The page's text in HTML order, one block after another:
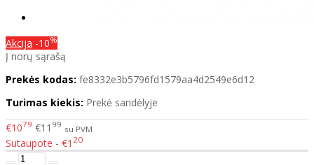
Akcija -10%
Į norų sąrašą
Prekės kodas: fe8332e3b5796fd1579aa4d2549e6d12
Turimas kiekis: Prekė sandėlyje
€1079 €11 99 su PVM
Sutaupote - €1 20